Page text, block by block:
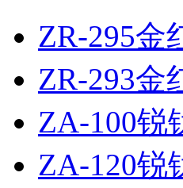
ZR-295金
ZR-293金
ZA-100锐
ZA-120锐